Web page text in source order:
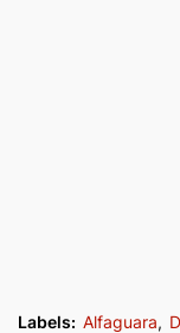
Labels: Alfaguara